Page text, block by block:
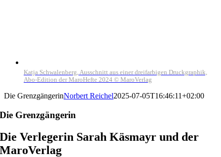
Katja Schwalenberg, Ausschnitt aus einer dreifarbigen Druckgraphik,
Abo-Edition der MaroHefte 2024 © MaroVerlag
Die GrenzgängerinNorbert Reichel2025-07-05T16:46:11+02:00
Die Grenzgängerin
Die Verlegerin Sarah Käsmayr und der
MaroVerlag